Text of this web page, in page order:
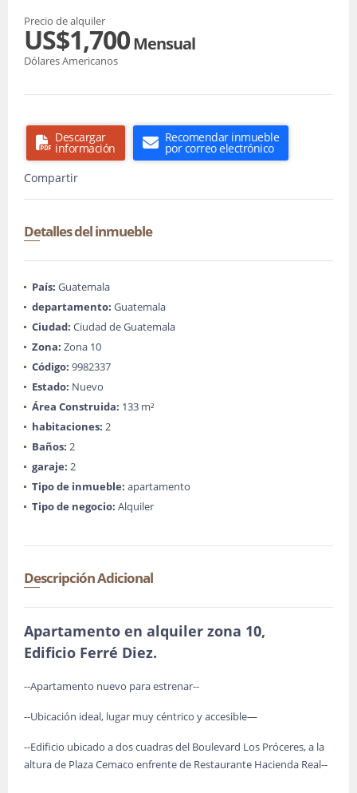
Precio de alquiler
US$1,700Mensual
Dólares Americanos
Descargar
información
Recomendar inmueble
por correo electrónico
Compartir
Detalles del inmueble
País: Guatemala
departamento: Guatemala
Ciudad: Ciudad de Guatemala
Zona: Zona 10
Código: 9982337
Estado: Nuevo
Área Construida: 133 m²
habitaciones: 2
Baños: 2
garaje: 2
Tipo de inmueble: apartamento
Tipo de negocio: Alquiler
Descripción Adicional
Apartamento en alquiler zona 10,
Edificio Ferré Diez.
--Apartamento nuevo para estrenar--
--Ubicación ideal, lugar muy céntrico y accesible—
--Edificio ubicado a dos cuadras del Boulevard Los Próceres, a la
altura de Plaza Cemaco enfrente de Restaurante Hacienda Real--